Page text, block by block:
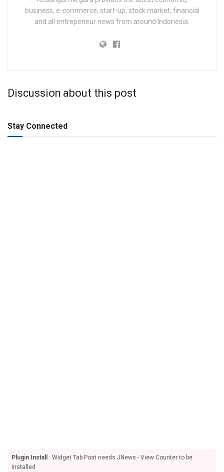
business, e-commerce, start-up, stock market, financial
and all entrepeneur news from around Indonesia.
Discussion about this post
Stay Connected
Plugin Install
: Widget Tab Post needs JNews - View Counter to be
installed